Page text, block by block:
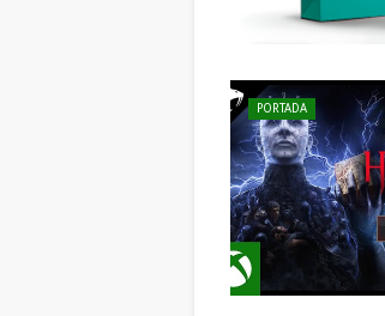
PORTADA